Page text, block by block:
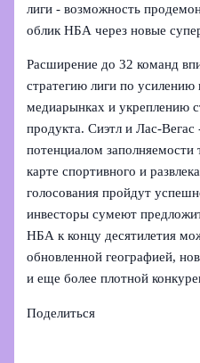
лиги - возможность
облик НБА через новые
Расширение до 32 команд
стратегию лиги по
медиарынках и укреплению
продукта. Сиэтл и Лас‑Вегас
потенциалом
карте спортивного и
голосования пройдут
инвесторы сумеют
НБА к концу десятилетия
обновленной географией,
и еще более плотной
Поделиться